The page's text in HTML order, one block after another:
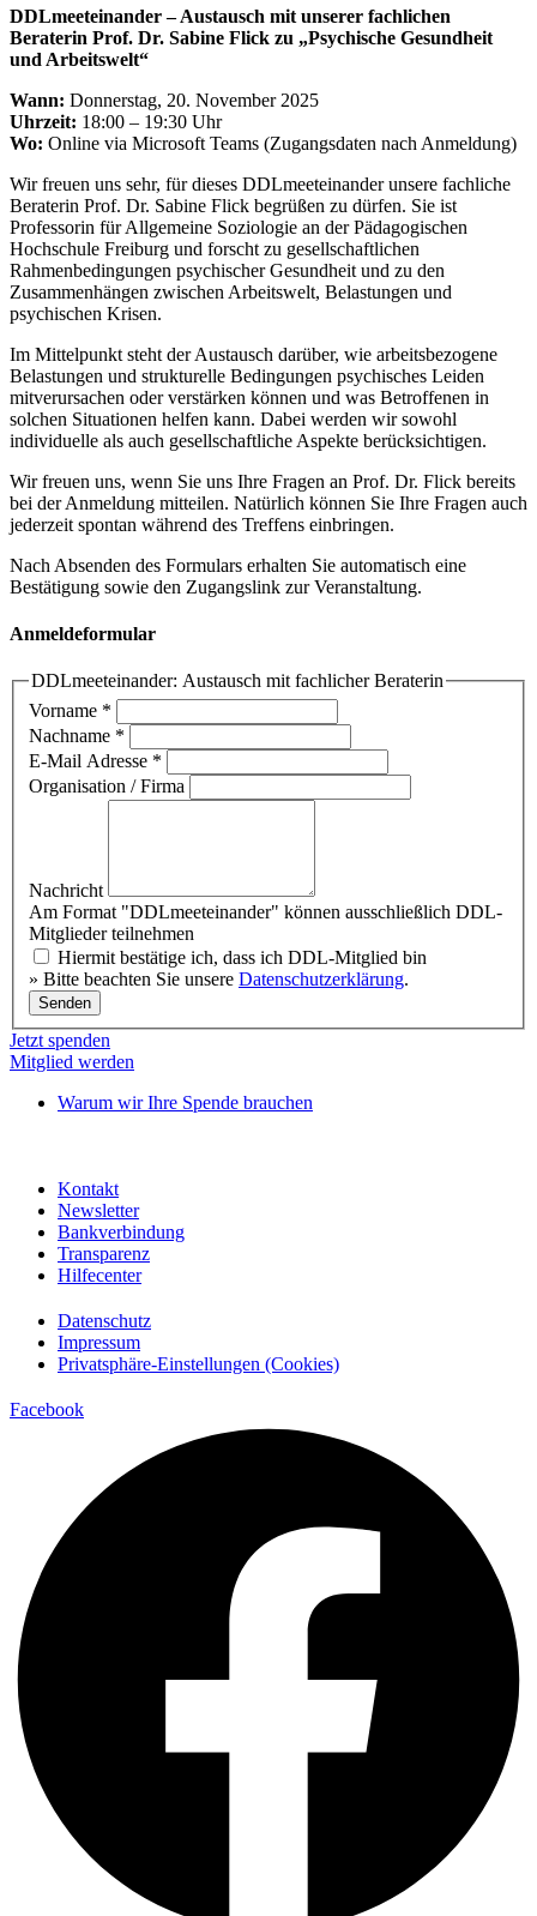
DDLmeeteinander – Austausch mit unserer fachlichen
Beraterin Prof. Dr. Sabine Flick zu „Psychische Gesundheit
und Arbeitswelt“
Wann: Donnerstag, 20. November 2025
Uhrzeit: 18:00 – 19:30 Uhr
Wo: Online via Microsoft Teams (Zugangsdaten nach Anmeldung)
Wir freuen uns sehr, für dieses DDLmeeteinander unsere fachliche
Beraterin Prof. Dr. Sabine Flick begrüßen zu dürfen. Sie ist
Professorin für Allgemeine Soziologie an der Pädagogischen
Hochschule Freiburg und forscht zu gesellschaftlichen
Rahmenbedingungen psychischer Gesundheit und zu den
Zusammenhängen zwischen Arbeitswelt, Belastungen und
psychischen Krisen.
Im Mittelpunkt steht der Austausch darüber, wie arbeitsbezogene
Belastungen und strukturelle Bedingungen psychisches Leiden
mitverursachen oder verstärken können und was Betroffenen in
solchen Situationen helfen kann. Dabei werden wir sowohl
individuelle als auch gesellschaftliche Aspekte berücksichtigen.
Wir freuen uns, wenn Sie uns Ihre Fragen an Prof. Dr. Flick bereits
bei der Anmeldung mitteilen. Natürlich können Sie Ihre Fragen auch
jederzeit spontan während des Treffens einbringen.
Nach Absenden des Formulars erhalten Sie automatisch eine
Bestätigung sowie den Zugangslink zur Veranstaltung.
Anmeldeformular
DDLmeeteinander: Austausch mit fachlicher Beraterin
Vorname *
Nachname *
E-Mail Adresse *
Organisation / Firma
Nachricht
Am Format "DDLmeeteinander" können ausschließlich DDL-
Mitglieder teilnehmen
Hiermit bestätige ich, dass ich DDL-Mitglied bin
» Bitte beachten Sie unsere Datenschutzerklärung.
Senden
Jetzt spenden
Mitglied werden
Warum wir Ihre Spende brauchen
Kontakt
Newsletter
Bankverbindung
Transparenz
Hilfecenter
Datenschutz
Impressum
Privatsphäre-Einstellungen (Cookies)
Facebook